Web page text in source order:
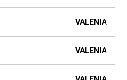
VALENIA
VALENIA